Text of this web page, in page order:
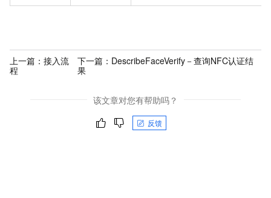
上一篇： 接入流
程
下一篇： DescribeFaceVerify－查询NFC认证结
果
该文章对您有帮助吗？
反馈